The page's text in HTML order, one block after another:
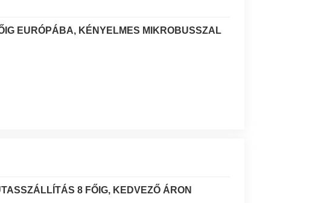
EURÓPÁBA, KÉNYELMES MIKROBUSSZAL
8 FŐIG, KEDVEZŐ ÁRON